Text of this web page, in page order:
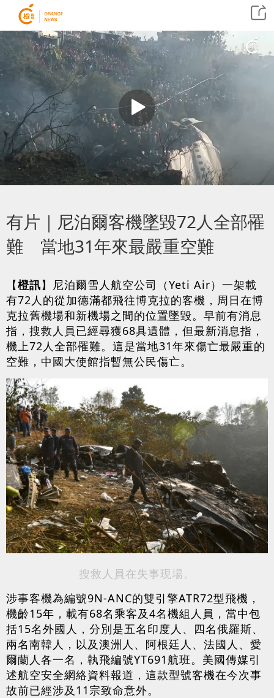
有片｜尼泊爾客機墜毀72人全部罹
難 當地31年來最嚴重空難
【橙訊】尼泊爾雪人航空公司（Yeti Air）一架載
有72人的從加德滿都飛往博克拉的客機，周日在博
克拉舊機場和新機場之間的位置墜毀。早前有消息
指，搜救人員已經尋獲68具遺體，但最新消息指，
機上72人全部罹難。這是當地31年來傷亡最嚴重的
空難，中國大使館指暫無公民傷亡。
搜救人員在失事現場。
涉事客機為編號9N-ANC的雙引擎ATR72型飛機，
機齡15年，載有68名乘客及4名機組人員，當中包
括15名外國人，分別是五名印度人、四名俄羅斯、
兩名南韓人，以及澳洲人、阿根廷人、法國人、愛
爾蘭人各一名，執飛編號YT691航班。美國傳媒引
述航空安全網絡資料報道，這款型號客機在今次事
故前已經涉及11宗致命意外。